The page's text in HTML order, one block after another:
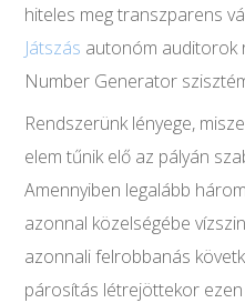
hiteles meg transzparens
Játszás autonóm auditorok
Number Generator
Rendszerünk lényege,
elem tűnik elő az pályán
Amennyiben legalább
azonnal közelségébe
azonnali felrobbanás
párosítás létrejöttekor